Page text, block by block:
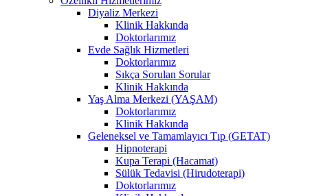
Diyaliz Merkezi
Klinik Hakkında
Doktorlarımız
Evde Sağlık Hizmetleri
Doktorlarımız
Sıkça Sorulan Sorular
Klinik Hakkında
Yaş Alma Merkezi (YAŞAM)
Doktorlarımız
Klinik Hakkında
Geleneksel ve Tamamlayıcı Tıp (GETAT)
Hipnoterapi
Kupa Terapi (Hacamat)
Sülük Tedavisi (Hirudoterapi)
Doktorlarımız